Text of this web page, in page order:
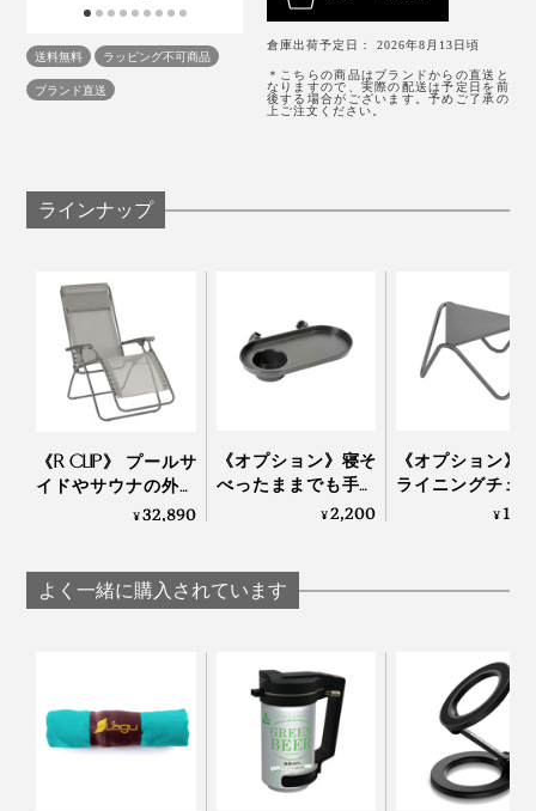
4. シート座面部分の角も同様にフレームに引っ掛けて完
成！
座面の両端が、ちょうど膝を置ける広さで、スポッとは
まる感じが妙に落ち着く。
背もたれに肘を預けられるから、スマホ操作や雑誌も読
みやすい。
テレビを観る時は、オットマンなどを置いて、足を預け
た方がラクチンです。
高級ソファのような質感なのに水を弾くから、うっかり
飲み物をこぼしちゃってもすぐに拭き取れるところも気
スペースに余裕がある方、連続ドラマを長時間かけてイ
ッキ見したい派は、背もたれの角度や姿勢を変えられる
リクライニングチェア
の方をどうぞ！
送料無料
ラッピング不可商品
ブランド直送
倉庫出荷予定日： 2026年8月13日頃
＊こちらの商品はブランドからの直送と
なりますので、実際の配送は予定日を前
後する場合がございます。予めご了承の
上ご注文ください。
ラインナップ
《R CLIP》 プールサ
イドやサウナの外気
浴にも！宇宙飛行士
ア」｜Lafuma
¥32,890
《オプション》寝そ
べったままでも手が
届く、『Lafuma』の
ルダー」｜Lafuma
¥2,200
《オプション》
ライニングチェ
座ったまま手が
¥
よく一緒に購入されています